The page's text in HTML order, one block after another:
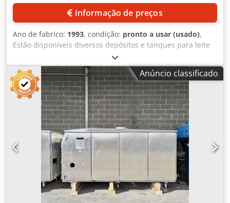
Informação de preços
Ano de fabrico: 1993, condição: pronto a usar (usado),
Estão disponíveis diversos depósitos e tanques para leite
cru, conectados a um conjunto de válvulas. 1) Volume: 25
m³, ano de fabricação: 2014, agitador: presente. 2) 2
tanques Ullmann, ano de fabricação: 1993, volume: 25.500
l, temperatura máxima de operação: 20 °C, pressão de
operação mínima/máxima: -0,4 bar/0,4 bar, agitador:
presente. 3) Tanque para leite cru, volume: 14.000 l,
agitador: presente. 4) Conjunto de válvulas para tanque de
leite cru. Documentação disponível. É possível realizar
uma inspeção no local. Dedpfxsznx H As Apwjwa
Anúncio classificado